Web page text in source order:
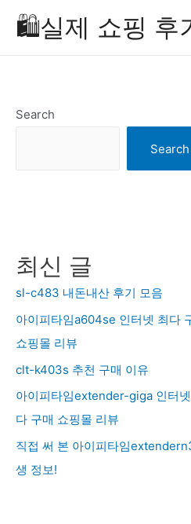
Skip
🛍️실제 쇼핑 후
Search
Search
최신 글
sl-c483 내돈내산 후기 모음
아이피타임a604se 인터넷 최다
쇼핑몰 리뷰
clt-k403s 추천 구매 이유
아이피타임extender-giga 인터
다 구매 쇼핑몰 리뷰
직접 써 본 아이피타임
생 정보!